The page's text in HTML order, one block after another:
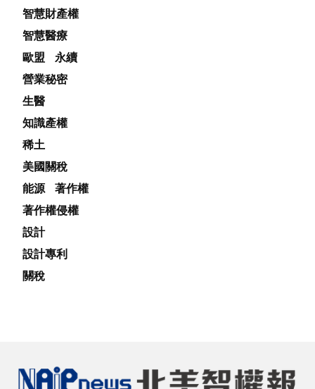
智慧財產權
智慧醫療
歐盟
永續
營業秘密
生醫
知識產權
稀土
美國關稅
能源
著作權
著作權侵權
設計
設計專利
關稅